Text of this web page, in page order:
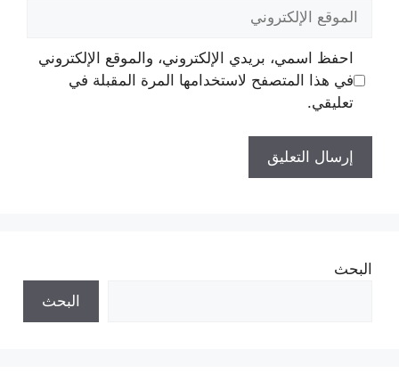
الإلكتروني
احفظ اسمي، بريدي الإلكتروني، والموقع الإلكتروني
في هذا المتصفح لاستخدامها المرة المقبلة في
تعليقي.
البحث
البحث